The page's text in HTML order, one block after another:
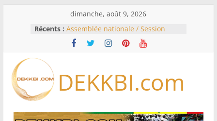
dimanche, août 9, 2026
Récents : Assemblée nationale / Session
extraordinaire: Six commissions
d’enquête à l’ordre du jour ce lundi
Bénin: Patrice Talon élu président
du Sénat, moins de trois mois
Pakistan et la Turquie signent un
DEKKBI.com